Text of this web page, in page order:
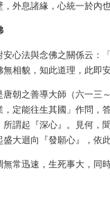
，外息諸緣，心統一於
心法與念佛之關係云：
相貌，知此道理，此即
朝之善導大師（六一三
定能往生其國」作問，
謂起『深心』。見何，
大迴向『發願心』，依
常迅速，生死事大，同